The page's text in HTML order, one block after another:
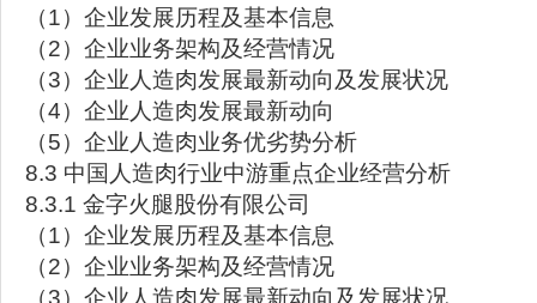
（1）企业发展历程及基本信息
（2）企业业务架构及经营情况
（3）企业人造肉发展最新动向及发展状况
（4）企业人造肉发展最新动向
（5）企业人造肉业务优劣势分析
8.3 中国人造肉行业中游重点企业经营分析
8.3.1 金字火腿股份有限公司
（1）企业发展历程及基本信息
（2）企业业务架构及经营情况
（3）企业人造肉发展最新动向及发展状况